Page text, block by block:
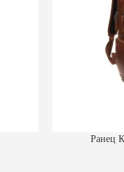
ДОДАЈ ВОРанец